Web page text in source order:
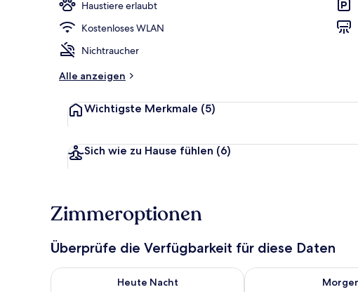
Tägliches
Haustiere erlaubt
Kostenloses WLAN
Nichtraucher
Alle anzeigen
Wichtigste Merkmale (5)
Sich wie zu Hause fühlen (6)
Zimmeroptionen
Überprüfe die Verfügbarkeit für diese Daten
Heute Nacht
Überprüfe die Verfügbarkeit für heute Nacht, Aug. 7 - Aug. 8.
Überprüfe die